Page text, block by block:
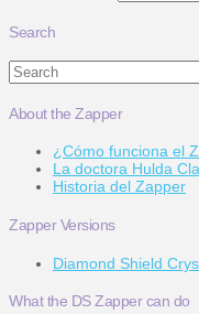
Search
Search
About the Zapper
¿Cómo funciona el
La doctora Hulda
Historia del Zapper
Zapper Versions
Diamond Shield
What the DS Zapper can do